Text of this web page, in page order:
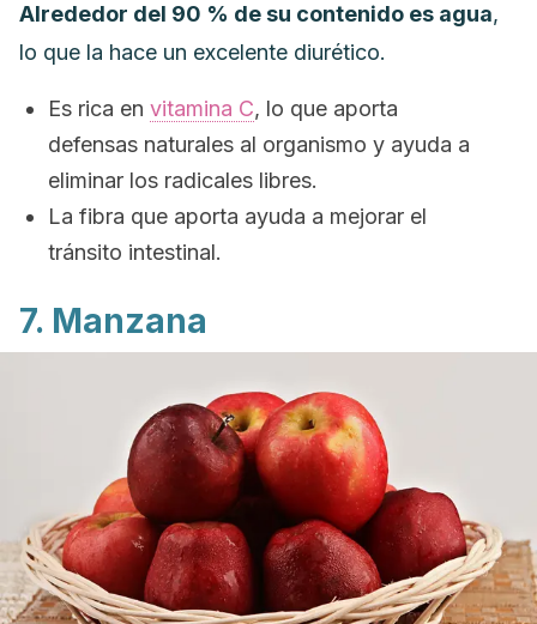
Alrededor del 90 % de su contenido es agua,
lo que la hace un excelente diurético.
Es rica en vitamina C, lo que aporta
defensas naturales al organismo y ayuda a
eliminar los radicales libres.
La fibra que aporta ayuda a mejorar el
tránsito intestinal.
7. Manzana